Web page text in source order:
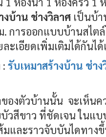
งบ้าน ช่างวิลาศ เป็นบ้
การออกแบบบ้านสไต
ะเอียดเพิ่มเติมได้กันไ
: รับเหมาสร้างบ้าน ช่าง
ของตัวบ้านนั้น จะเห็น
วสีขาว ที่ชัดเจน ในแ
และราวจับบันไดทาง